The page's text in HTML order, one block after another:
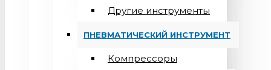
Другие инструменты
ПНЕВМАТИЧЕСКИЙ ИНСТРУМЕНТ
Компрессоры